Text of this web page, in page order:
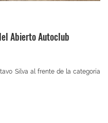
Abierto Autoclub
Silva al frente de la categoría